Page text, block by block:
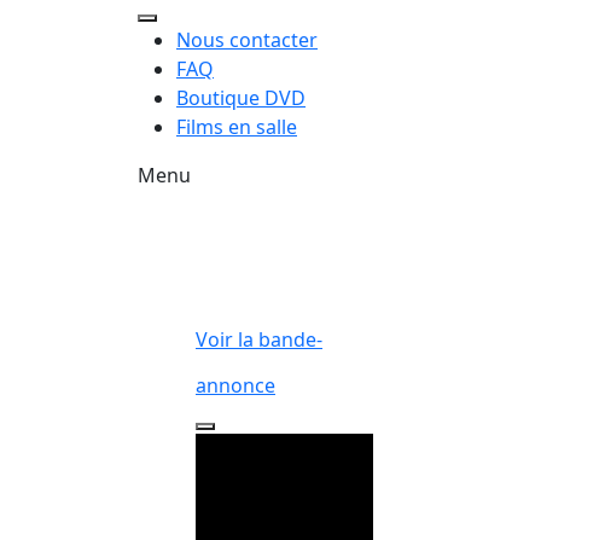
Nous contacter
FAQ
Boutique DVD
Films en salle
Menu
Voir la bande-
annonce